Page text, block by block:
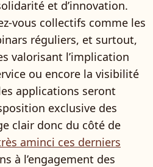
et d’innovation.
vous collectifs comme les
réguliers, et surtout,
valorisant l’implication
ou encore la visibilité
applications seront
exclusive des
clair donc du côté de
aminci ces derniers
à l’engagement des